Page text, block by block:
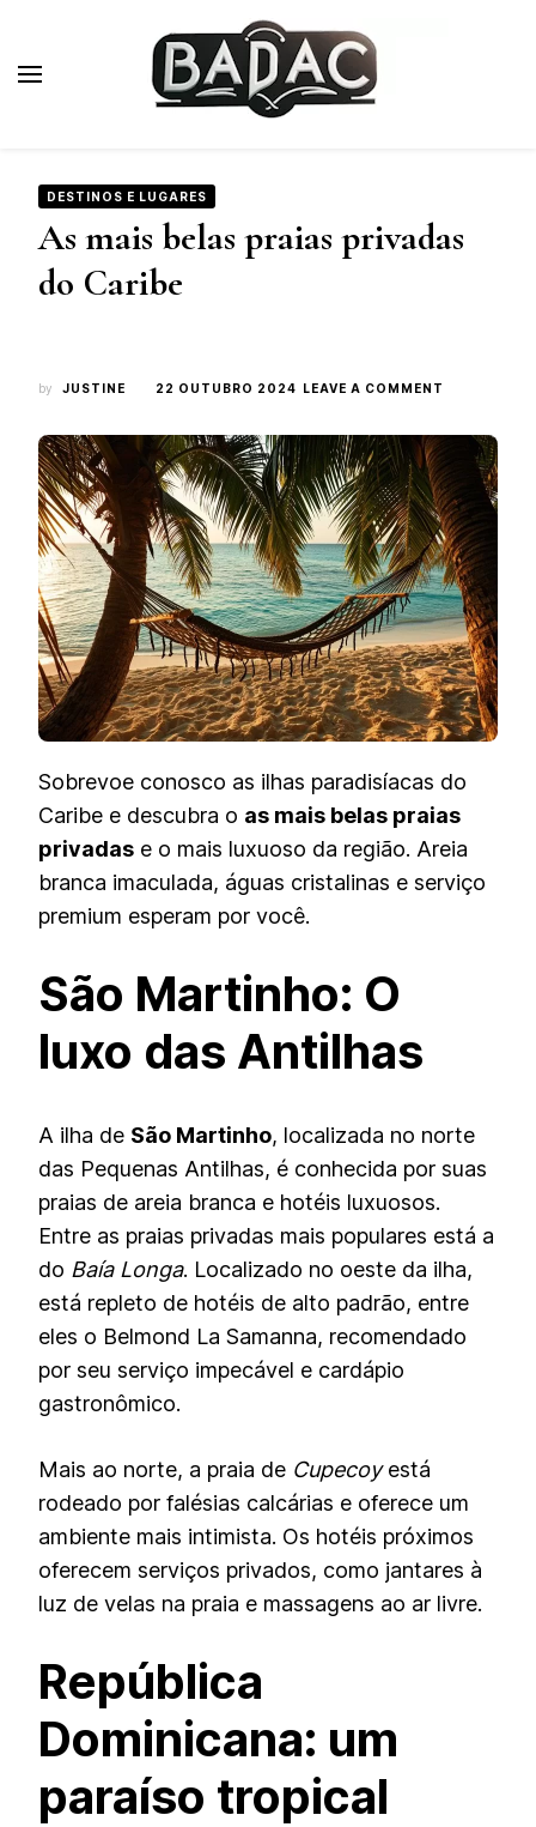
DESTINOS E LUGARES
As mais belas praias privadas
do Caribe
by JUSTINE 22 OUTUBRO 2024 LEAVE A COMMENT
BELAS
PRAIAS
PRIVADAS
DO
CARIBE
Sobrevoe conosco as ilhas paradisíacas do
Caribe e descubra o as mais belas praias
privadas e o mais luxuoso da região. Areia
branca imaculada, águas cristalinas e serviço
premium esperam por você.
São Martinho: O
luxo das Antilhas
A ilha de São Martinho, localizada no norte
das Pequenas Antilhas, é conhecida por suas
praias de areia branca e hotéis luxuosos.
Entre as praias privadas mais populares está a
do Baía Longa. Localizado no oeste da ilha,
está repleto de hotéis de alto padrão, entre
eles o Belmond La Samanna, recomendado
por seu serviço impecável e cardápio
gastronômico.
Mais ao norte, a praia de Cupecoyestá
rodeado por falésias calcárias e oferece um
ambiente mais intimista. Os hotéis próximos
oferecem serviços privados, como jantares à
luz de velas na praia e massagens ao ar livre.
República
Dominicana: um
paraíso tropical